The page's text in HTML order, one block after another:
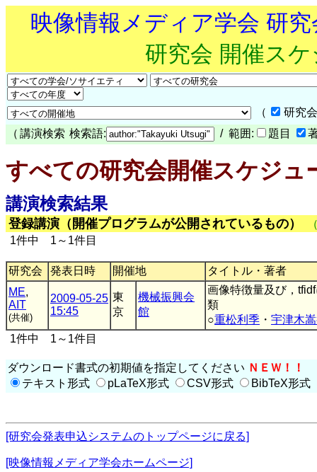
映像情報メディア学会 研
研究会 開催ス
（
研究
（ 講演検索 検索語: / 範囲: 題目
すべての研究会開催スケジュ
講演検索結果
登録講演（開催プログラムが公開されているもの）
1件中 1～1件目
研究会 発表日時 開催地
タイトル・著者
ME,
AIT
(共催)
2009-05-25
15:45
東
京
機械振興会
館
画像特徴量及び，
類
○重松利季 ・ 宇津木
1件中 1～1件目
ダウンロード書式の初期値を指定してください ＮＥＷ！！
テキスト形式
pLaTeX形式 CSV形式 BibTeX形式
[研究会発表申込システムのトップページに戻る]
[映像情報メディア学会ホームページ]